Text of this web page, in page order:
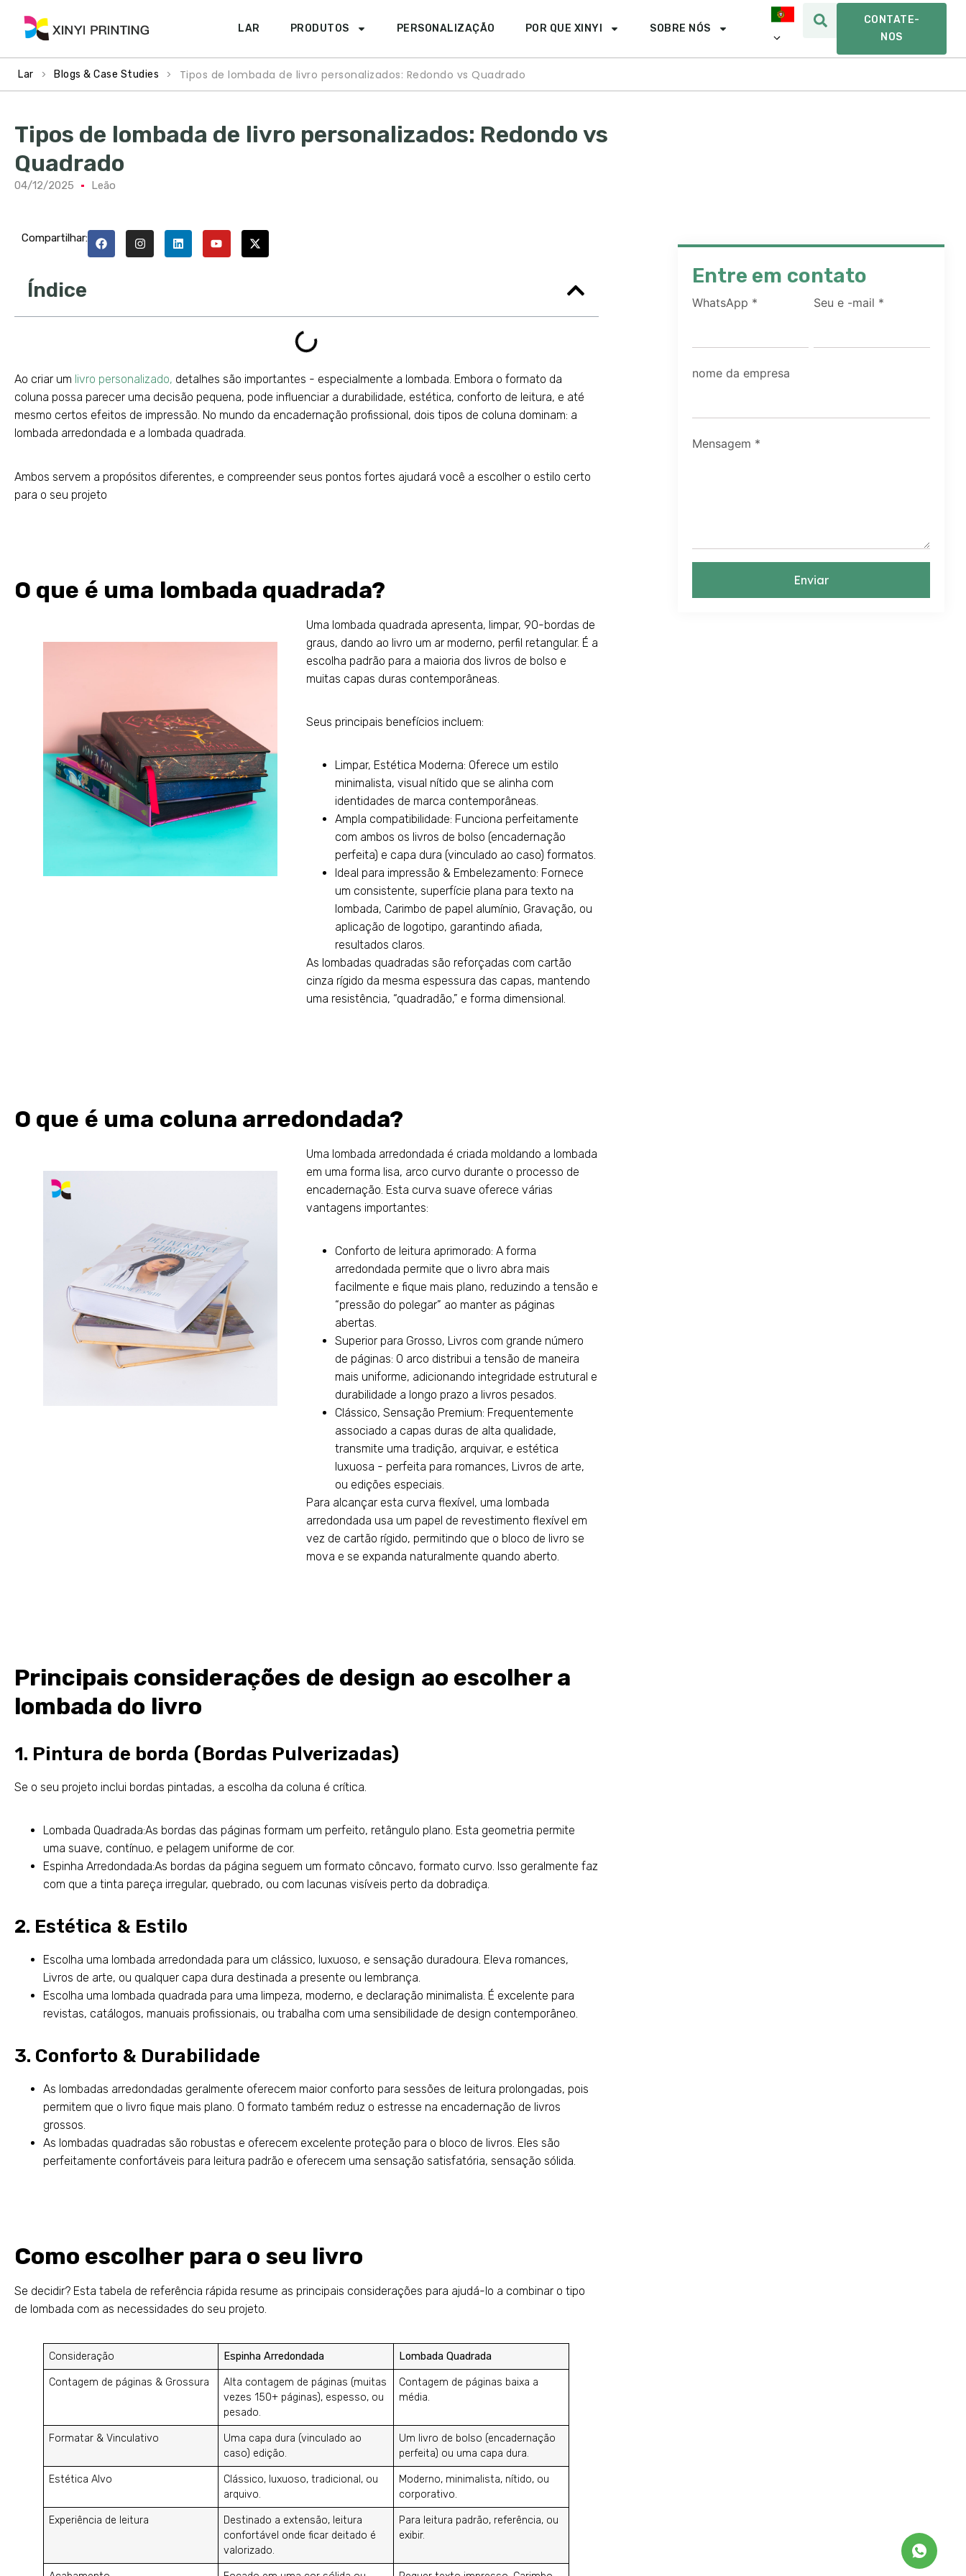
LAR PRODUTOS PERSONALIZAÇÃO POR QUE XINYI SOBRE NÓS
CONTATE-
NOS
Lar > Blogs & Case Studies > Tipos de lombada de livro personalizados: Redondo vs Quadrado
Tipos de lombada de livro personalizados: Redondo vs
Quadrado
04/12/2025 Leão
Compartilhar:
Índice
Ao criar um livro personalizado, detalhes são importantes - especialmente a lombada. Embora o formato da
coluna possa parecer uma decisão pequena, pode influenciar a durabilidade, estética, conforto de leitura, e até
mesmo certos efeitos de impressão. No mundo da encadernação profissional, dois tipos de coluna dominam: a
lombada arredondada e a lombada quadrada.
Ambos servem a propósitos diferentes, e compreender seus pontos fortes ajudará você a escolher o estilo certo
para o seu projeto
O que é uma lombada quadrada?
Uma lombada quadrada apresenta, limpar, 90-bordas de
graus, dando ao livro um ar moderno, perfil retangular. É a
escolha padrão para a maioria dos livros de bolso e
muitas capas duras contemporâneas.
Seus principais benefícios incluem:
Limpar, Estética Moderna: Oferece um estilo
minimalista, visual nítido que se alinha com
identidades de marca contemporâneas.
Ampla compatibilidade: Funciona perfeitamente
com ambos os livros de bolso (encadernação
perfeita) e capa dura (vinculado ao caso) formatos.
Ideal para impressão & Embelezamento: Fornece
um consistente, superfície plana para texto na
lombada, Carimbo de papel alumínio, Gravação, ou
aplicação de logotipo, garantindo afiada,
resultados claros.
As lombadas quadradas são reforçadas com cartão
cinza rígido da mesma espessura das capas, mantendo
uma resistência, “quadradão,” e forma dimensional.
O que é uma coluna arredondada?
Uma lombada arredondada é criada moldando a lombada
em uma forma lisa, arco curvo durante o processo de
encadernação. Esta curva suave oferece várias
vantagens importantes:
Conforto de leitura aprimorado: A forma
arredondada permite que o livro abra mais
facilmente e fique mais plano, reduzindo a tensão e
“pressão do polegar” ao manter as páginas
abertas.
Superior para Grosso, Livros com grande número
de páginas: O arco distribui a tensão de maneira
mais uniforme, adicionando integridade estrutural e
durabilidade a longo prazo a livros pesados.
Clássico, Sensação Premium: Frequentemente
associado a capas duras de alta qualidade,
transmite uma tradição, arquivar, e estética
luxuosa - perfeita para romances, Livros de arte,
ou edições especiais.
Para alcançar esta curva flexível, uma lombada
arredondada usa um papel de revestimento flexível em
vez de cartão rígido, permitindo que o bloco de livro se
mova e se expanda naturalmente quando aberto.
Principais considerações de design ao escolher a
lombada do livro
1. Pintura de borda (Bordas Pulverizadas)
Se o seu projeto inclui bordas pintadas, a escolha da coluna é crítica.
Lombada Quadrada:As bordas das páginas formam um perfeito, retângulo plano. Esta geometria permite
uma suave, contínuo, e pelagem uniforme de cor.
Espinha Arredondada:As bordas da página seguem um formato côncavo, formato curvo. Isso geralmente faz
com que a tinta pareça irregular, quebrado, ou com lacunas visíveis perto da dobradiça.
2. Estética & Estilo
Escolha uma lombada arredondada para um clássico, luxuoso, e sensação duradoura. Eleva romances,
Livros de arte, ou qualquer capa dura destinada a presente ou lembrança.
Escolha uma lombada quadrada para uma limpeza, moderno, e declaração minimalista. É excelente para
revistas, catálogos, manuais profissionais, ou trabalha com uma sensibilidade de design contemporâneo.
3. Conforto & Durabilidade
As lombadas arredondadas geralmente oferecem maior conforto para sessões de leitura prolongadas, pois
permitem que o livro fique mais plano. O formato também reduz o estresse na encadernação de livros
grossos.
As lombadas quadradas são robustas e oferecem excelente proteção para o bloco de livros. Eles são
perfeitamente confortáveis ​​para leitura padrão e oferecem uma sensação satisfatória, sensação sólida.
Como escolher para o seu livro
Se decidir? Esta tabela de referência rápida resume as principais considerações para ajudá-lo a combinar o tipo
de lombada com as necessidades do seu projeto.
Consideração Espinha Arredondada Lombada Quadrada
Contagem de páginas & Grossura
Alta contagem de páginas (muitas
vezes 150+ páginas), espesso, ou
pesado.
Contagem de páginas baixa a
média.
Formatar & Vinculativo
Uma capa dura (vinculado ao
caso) edição.
Um livro de bolso (encadernação
perfeita) ou uma capa dura.
Estética Alvo
Clássico, luxuoso, tradicional, ou
arquivo.
Moderno, minimalista, nítido, ou
corporativo.
Experiência de leitura
Destinado a extensão, leitura
confortável onde ficar deitado é
valorizado.
Para leitura padrão, referência, ou
exibir.
Entre em contato
WhatsApp * Seu e -mail *
nome da empresa
Mensagem *
Enviar